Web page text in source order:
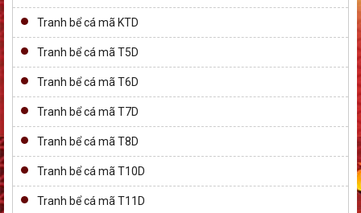
Tranh bể cá mã KTD
Tranh bể cá mã T5D
Tranh bể cá mã T6D
Tranh bể cá mã T7D
Tranh bể cá mã T8D
Tranh bể cá mã T10D
Tranh bể cá mã T11D